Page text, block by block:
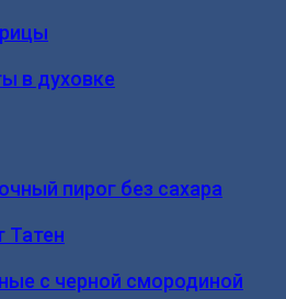
в духовке
пирог без сахара
Татен
с черной смородиной